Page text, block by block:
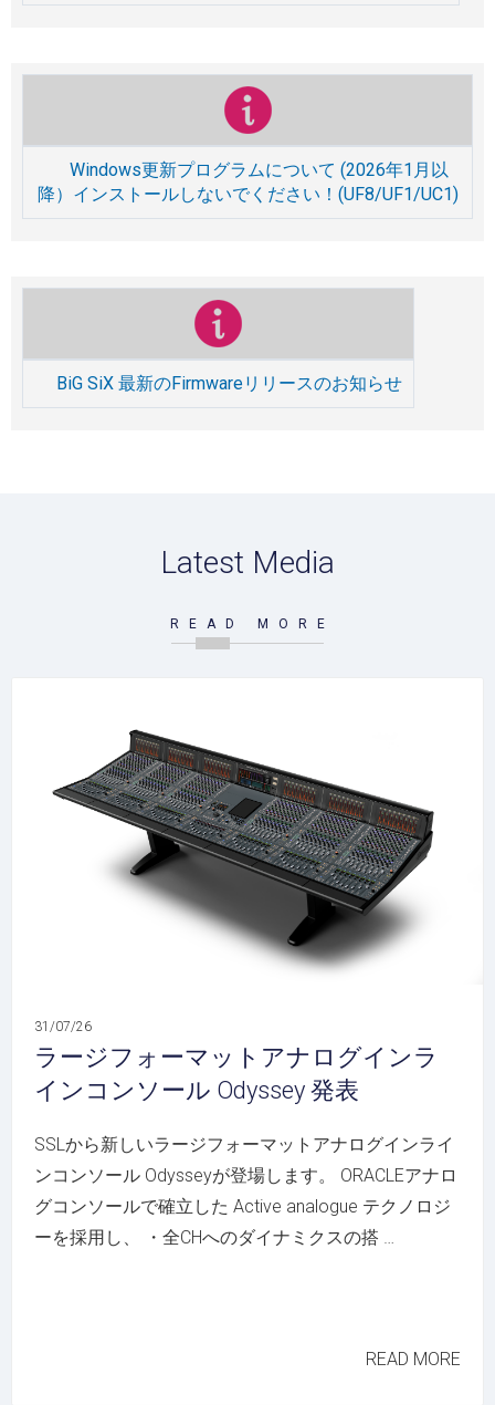
Windows更新プログラムについて (2026年1月以
降）インストールしないでください！(UF8/UF1/UC1)
BiG SiX 最新のFirmwareリリースのお知らせ
Latest Media
READ MORE
31/07/26
ラージフォーマットアナログインラ
インコンソール Odyssey 発表
SSLから新しいラージフォーマットアナログインライ
ンコンソール Odysseyが登場します。 ORACLEアナロ
グコンソールで確立した Active analogue テクノロジ
ーを採用し、 ・全CHへのダイナミクスの搭 …
READ MORE